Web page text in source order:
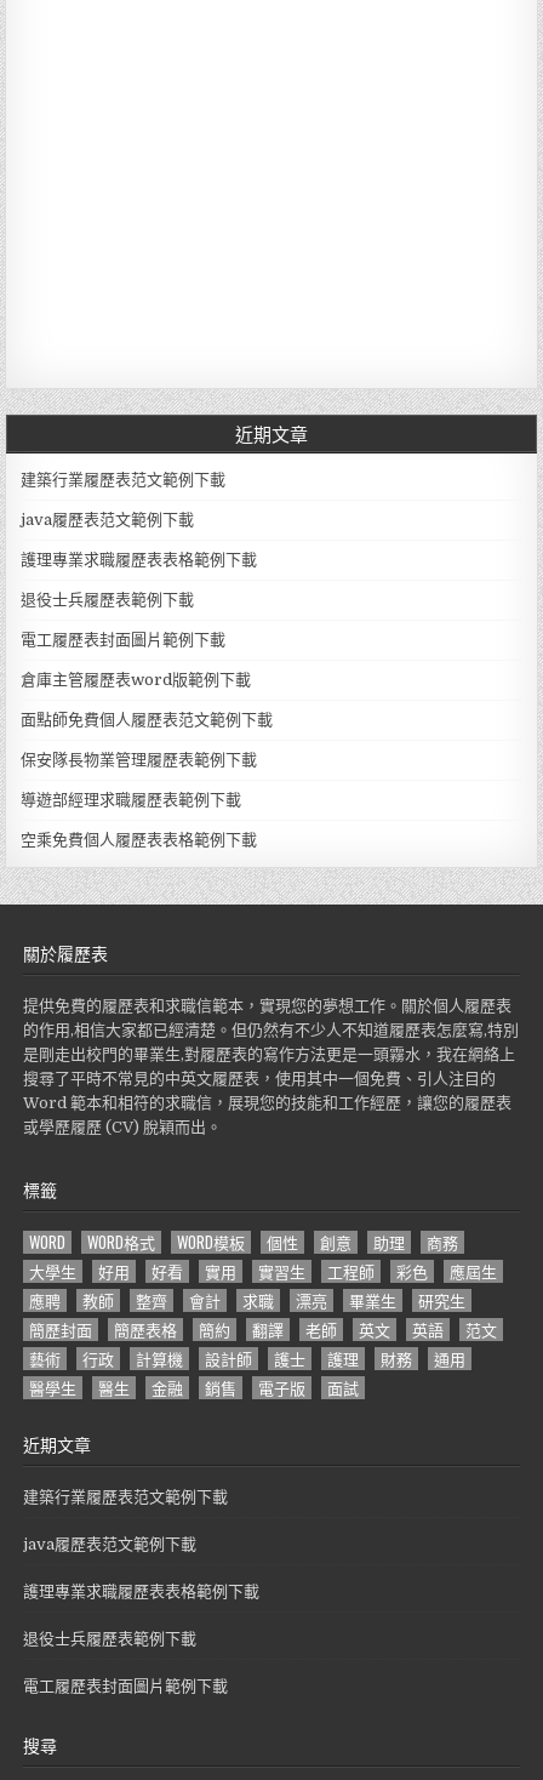
近期文章
建築行業履歷表范文範例下載
java履歷表范文範例下載
護理專業求職履歷表表格範例下載
退役士兵履歷表範例下載
電工履歷表封面圖片範例下載
倉庫主管履歷表word版範例下載
面點師免費個人履歷表范文範例下載
保安隊長物業管理履歷表範例下載
導遊部經理求職履歷表範例下載
空乘免費個人履歷表表格範例下載
關於履歷表
提供免費的履歷表和求職信範本，實現您的夢想工作。關於個人履歷表
的作用,相信大家都已經清楚。但仍然有不少人不知道履歷表怎麼寫,特別
是剛走出校門的畢業生,對履歷表的寫作方法更是一頭霧水，我在網絡上
搜尋了平時不常見的中英文履歷表，使用其中一個免費、引人注目的
Word 範本和相符的求職信，展現您的技能和工作經歷，讓您的履歷表
或學歷履歷 (CV) 脫穎而出。
標籤
WORD WORD格式 WORD模板 個性 創意 助理
商務
大學生
好用 好看 實用 實習生 工程師 彩色
應屆生
應聘
教師 整齊 會計 求職 漂亮 畢業生
研究生
簡歷封面
簡歷表格 簡約 翻譯 老師 英文 英語
范文
藝術
行政 計算機 設計師 護士 護理 財務
通用
醫學生
醫生 金融 銷售 電子版 面試
近期文章
建築行業履歷表范文範例下載
java履歷表范文範例下載
護理專業求職履歷表表格範例下載
退役士兵履歷表範例下載
電工履歷表封面圖片範例下載
搜尋